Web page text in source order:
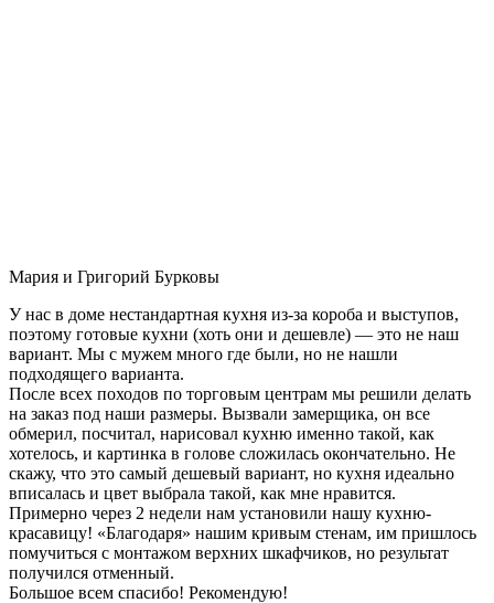
Мария и Григорий Бурковы
У нас в доме нестандартная кухня из-за короба и выступов,
поэтому готовые кухни (хоть они и дешевле) — это не наш
вариант. Мы с мужем много где были, но не нашли
подходящего варианта.
После всех походов по торговым центрам мы решили делать
на заказ под наши размеры. Вызвали замерщика, он все
обмерил, посчитал, нарисовал кухню именно такой, как
хотелось, и картинка в голове сложилась окончательно. Не
скажу, что это самый дешевый вариант, но кухня идеально
вписалась и цвет выбрала такой, как мне нравится.
Примерно через 2 недели нам установили нашу кухню-
красавицу! «Благодаря» нашим кривым стенам, им пришлось
помучиться с монтажом верхних шкафчиков, но результат
получился отменный.
Большое всем спасибо! Рекомендую!